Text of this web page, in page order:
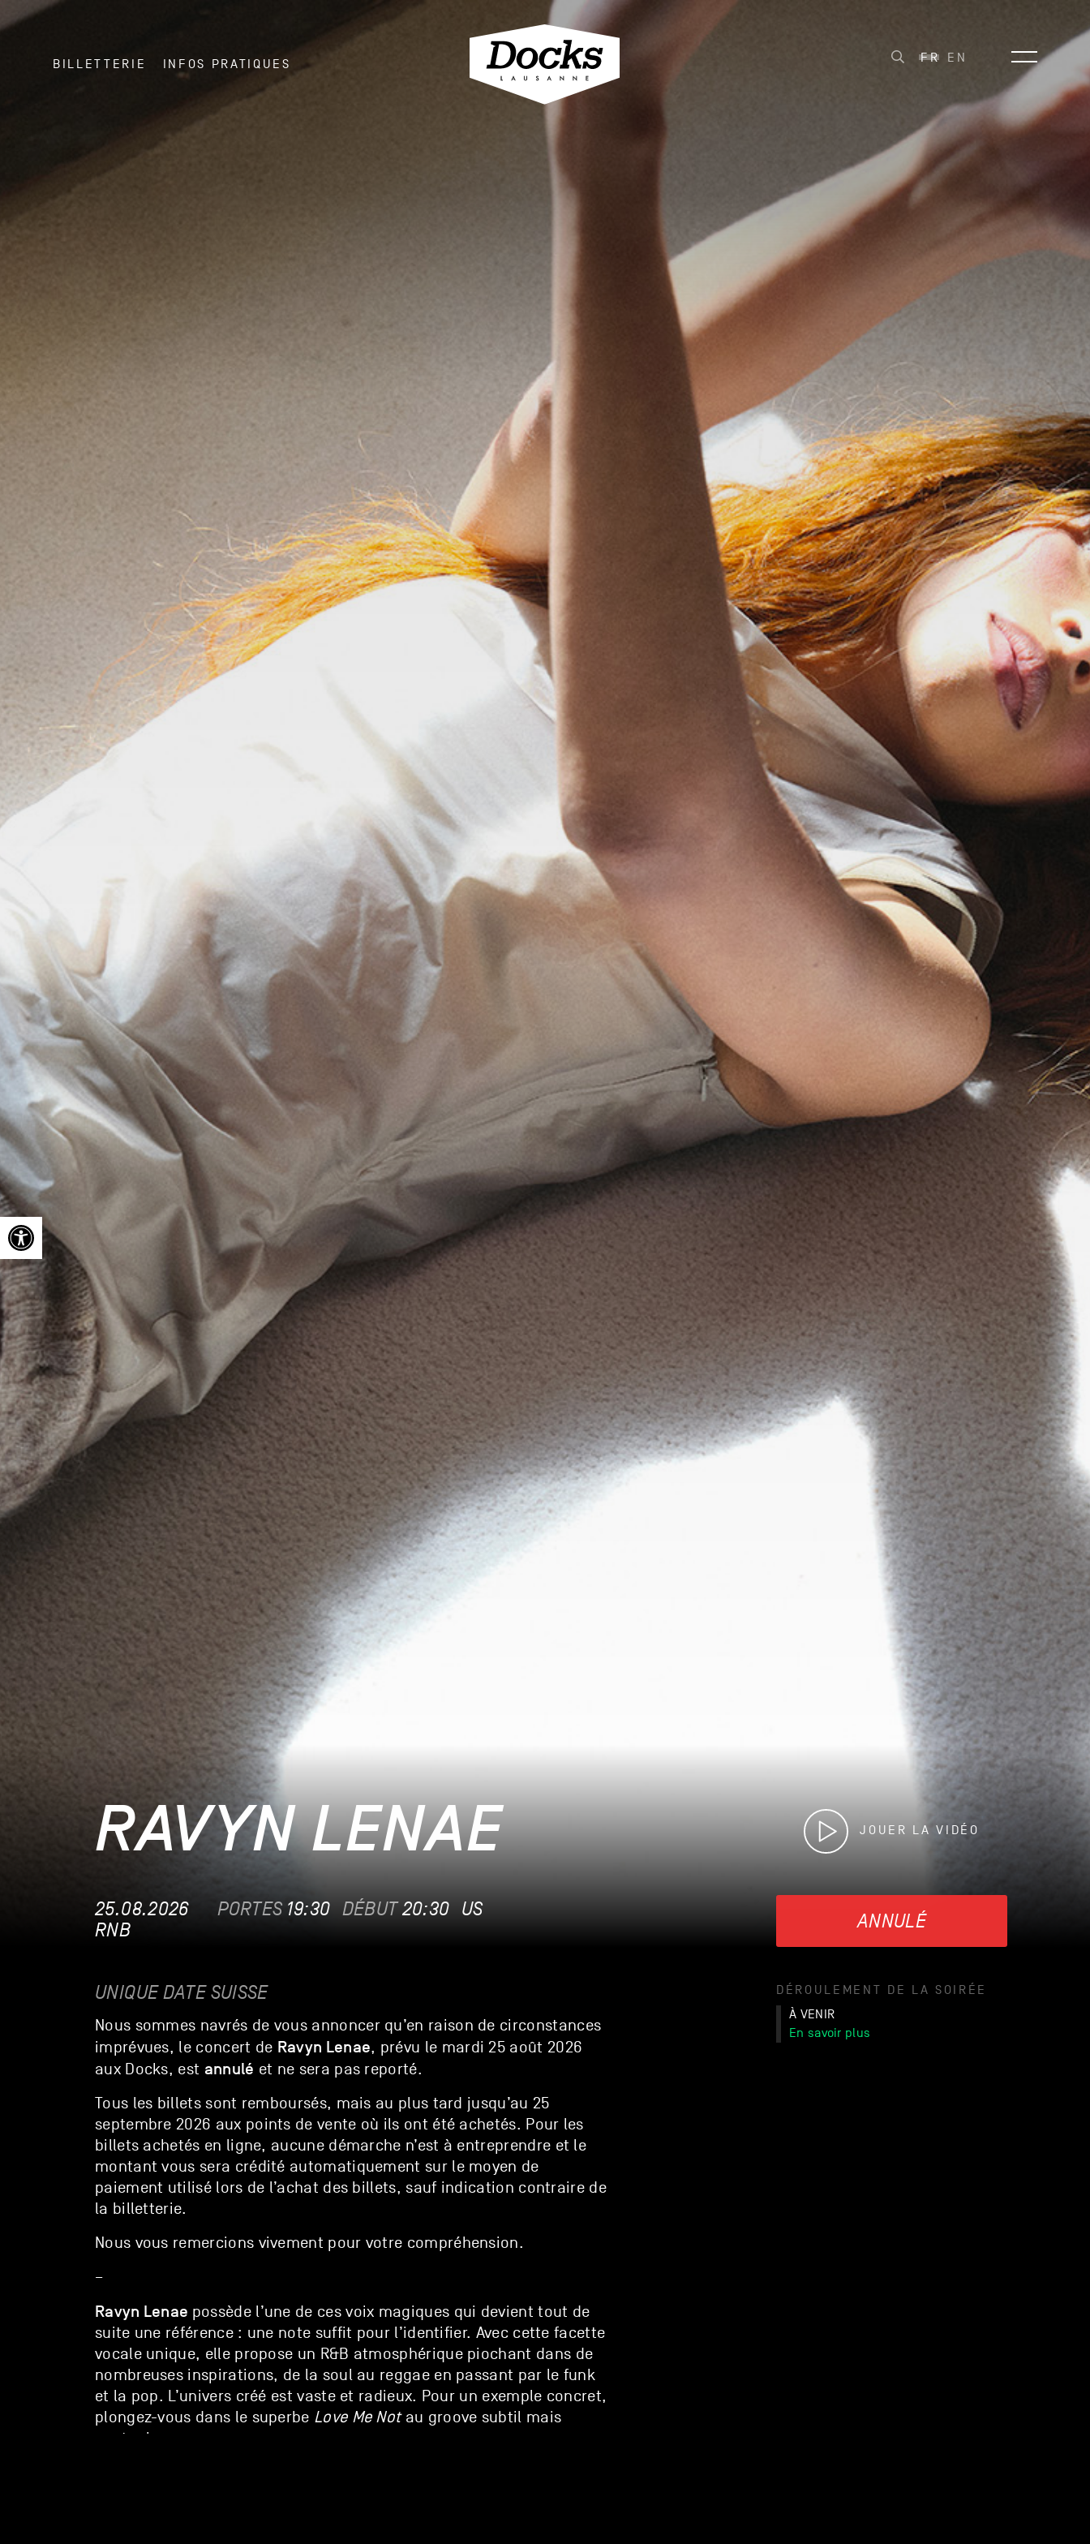
Ouvrir la barre d’outils
BILLETTERIE INFOS PRATIQUES FR EN
RAVYN LENAE JOUER LA VIDÉO
25.08.2026 PORTES 19:30 DÉBUT 20:30 US
RNB
ANNULÉ
UNIQUE DATE SUISSE
Nous sommes navrés de vous annoncer qu’en raison de circonstances
imprévues, le concert de Ravyn Lenae, prévu le mardi 25 août 2026
aux Docks, est annulé et ne sera pas reporté.
Tous les billets sont remboursés, mais au plus tard jusqu’au 25
septembre 2026 aux points de vente où ils ont été achetés. Pour les
billets achetés en ligne, aucune démarche n’est à entreprendre et le
montant vous sera crédité automatiquement sur le moyen de
paiement utilisé lors de l’achat des billets, sauf indication contraire de
la billetterie.
Nous vous remercions vivement pour votre compréhension.
–
Ravyn Lenae possède l’une de ces voix magiques qui devient tout de
suite une référence : une note suffit pour l’identifier. Avec cette facette
vocale unique, elle propose un R&B atmosphérique piochant dans de
nombreuses inspirations, de la soul au reggae en passant par le funk
et la pop. L’univers créé est vaste et radieux. Pour un exemple concret,
plongez-vous dans le superbe Love Me Notau groove subtil mais
contagieux.
DÉROULEMENT DE LA SOIRÉE
À VENIR
En savoir plus